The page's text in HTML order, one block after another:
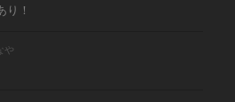
り！
や